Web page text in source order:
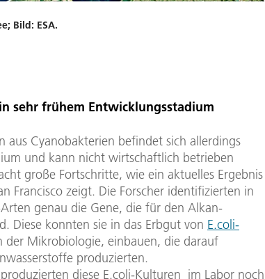
Bild: ESA.
sehr frühem Entwicklungsstadium
aus Cyanobakterien befindet sich allerdings
und kann nicht wirtschaftlich betrieben
große Fortschritte, wie ein aktuelles Ergebnis
Francisco zeigt. Die Forscher identifizierten in
genau die Gene, die für den Alkan-
Diese konnten sie in das Erbgut von E.coli-
der Mikrobiologie, einbauen, die darauf
produzierten.
diese E.coli-Kulturen im Labor noch